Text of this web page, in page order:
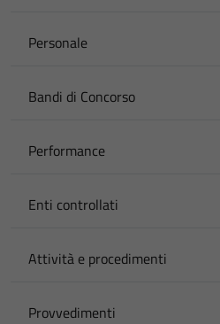
Personale
Bandi di Concorso
Performance
Enti controllati
Attività e procedimenti
Provvedimenti